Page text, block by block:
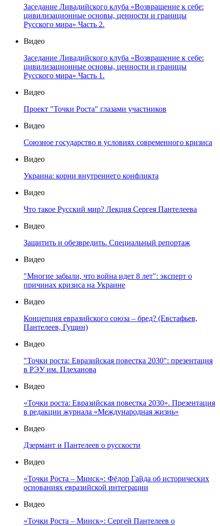
Заседание Ливадийского клуба «Возвращение к себе:
цивилизационные основы, ценности и границы
Русского мира» Часть 2.
Видео
Заседание Ливадийского клуба «Возвращение к себе:
цивилизационные основы, ценности и границы
Русского мира» Часть 1.
Видео
Проект "Точки Роста" глазами участников
Видео
Союзное государство в условиях современного кризиса
Видео
Украина: корни внутреннего конфликта
Видео
Что такое Русский мир? Лекция Сергея Пантелеева
Видео
Защитить и обезвредить. Специальный репортаж
Видео
"Многие забыли, что война идет 8 лет": эксперт о
причинах кризиса на Украине
Видео
Концепция евразийского союза – бред? (Евстафьев,
Пантелеев, Гущин)
Видео
"Точки роста: Евразийская повестка 2030": презентация
в РЭУ им. Плеханова
Видео
«Точки роста: Евразийская повестка 2030». Презентация
в редакции журнала «Международная жизнь»
Видео
Дзермант и Пантелеев о русскости
Видео
«Точки Роста – Минск»: Фёдор Гайда об исторических
основаниях евразийской интеграции
Видео
«Точки Роста – Минск»: Сергей Пантелеев о